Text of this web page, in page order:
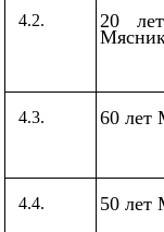
4.2. 20
4.3. 60
4.4. 50